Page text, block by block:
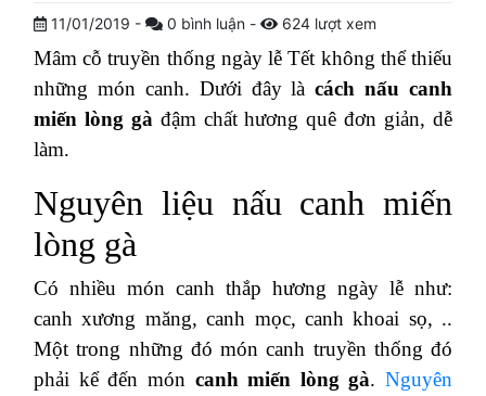
11/01/2019 - 0 bình luận - 624 lượt xem
Mâm cỗ truyền thống ngày lễ Tết không thể thiếu
những món canh. Dưới đây làcách nấu canh
miến lòng gà đậm chất hương quê đơn giản, dễ
làm.
Nguyên liệu nấu canh miến
lòng gà
Có nhiều món canh thắp hương ngày lễ như:
canh xương măng, canh mọc, canh khoai sọ, ..
Một trong những đó món canh truyền thống đó
phải kể đến món canh miến lòng gà. Nguyên